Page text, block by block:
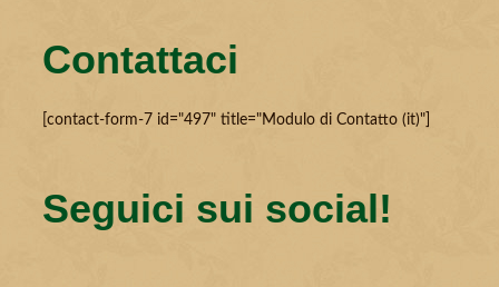
Contattaci
[contact-form-7 id="497" title="Modulo di Contatto (it)"]
Seguici sui social!